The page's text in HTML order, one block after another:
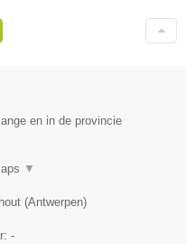
en in de provincie
▼
(Antwerpen)
-